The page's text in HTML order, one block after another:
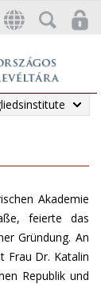
Akademie
feierte das
Gründung. An
Frau Dr. Katalin
Republik und